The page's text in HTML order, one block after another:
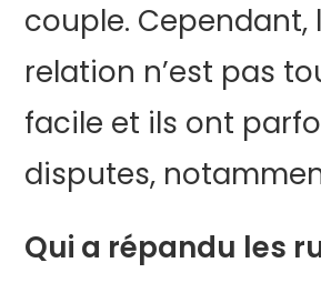
couple. Cependant,
relation n’est pas
facile et ils ont
disputes,
Qui a répandu les